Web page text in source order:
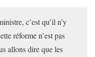
c’est qu’il n’y
réforme n’est pas
allons dire que les